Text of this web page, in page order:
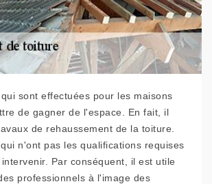
sont effectuées pour les maisons
de gagner de l'espace. En fait, il
de rehaussement de la toiture.
n'ont pas les qualifications requises
Par conséquent, il est utile
professionnels à l'image des